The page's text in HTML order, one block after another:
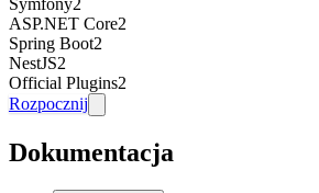
Symfony2
ASP.NET Core2
Spring Boot2
NestJS2
Official Plugins2
Rozpocznij
Dokumentacja